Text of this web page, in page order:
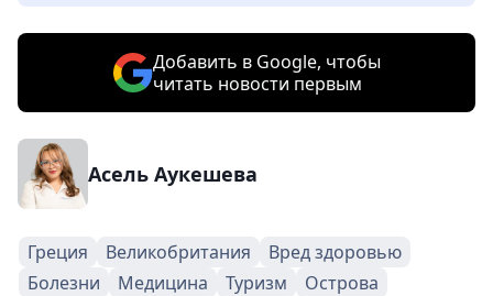
Добавить в Google, чтобы
читать новости первым
Асель Аукешева
Греция Великобритания
Вред здоровью
Болезни
Медицина Туризм
Острова